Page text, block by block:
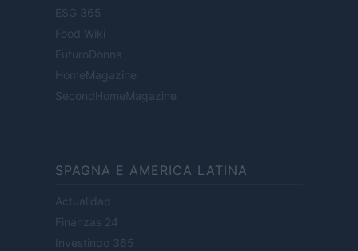
ESG 365
Food Wiki
FuturoDonna
HomeMagazine
SecondHomeMagazine
SPAGNA E AMERICA LATINA
Actualidad
Finanzas 24
Investindo 365